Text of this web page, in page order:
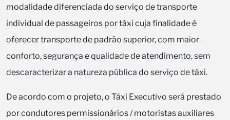
modalidade diferenciada do serviço de transporte
individual de passageiros por táxi cuja finalidade é
oferecer transporte de padrão superior, com maior
conforto, segurança e qualidade de atendimento, sem
descaracterizar a natureza pública do serviço de táxi.
De acordo com o projeto, o Táxi Executivo será prestado
por condutores permissionários / motoristas auxiliares